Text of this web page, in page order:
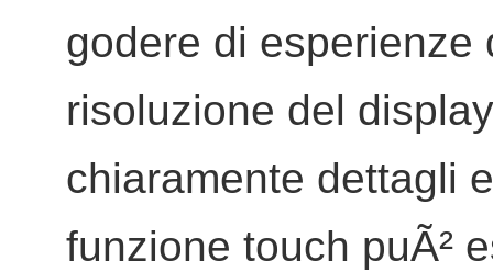
godere di esperienze
risoluzione del
chiaramente dettagli
funzione touch puÃ²